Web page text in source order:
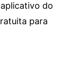
do
para